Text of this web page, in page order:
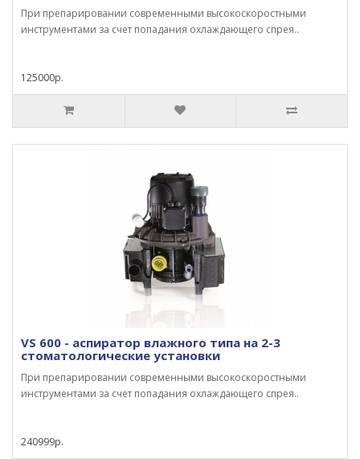
При препарировании современными высокоскоростными
инструментами за счет попадания охлаждающего спрея..
125000р.
VS 600 - аспиратор влажного типа на 2-3
стоматологические установки
При препарировании современными высокоскоростными
инструментами за счет попадания охлаждающего спрея..
240999р.